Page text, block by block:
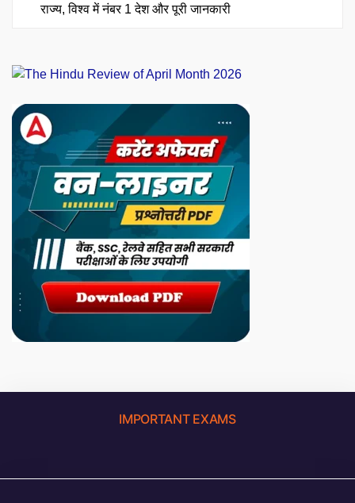
राज्य, विश्व में नंबर 1 देश और पूरी जानकारी
IMPORTANT EXAMS